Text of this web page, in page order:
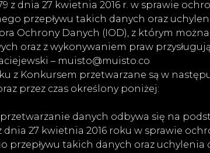
z dnia 27 kwietnia 2016 r. w sprawie
przepływu takich danych oraz
Ochrony Danych (IOD), z którym
oraz z wykonywaniem praw
– muisto@muisto.co
z Konkursem przetwarzane są w
przez czas określony poniżej:
danych odbywa się na
dnia 27 kwietnia 2016 roku w sprawie
takich danych oraz uchylenia